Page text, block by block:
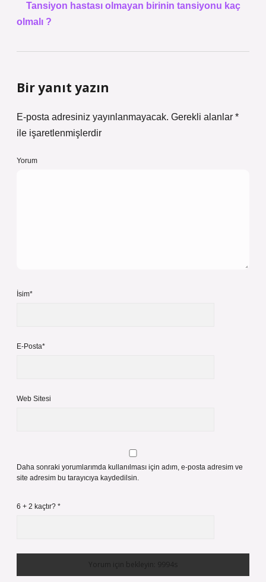
Tansiyon hastası olmayan birinin tansiyonu kaç
olmalı ?
Bir yanıt yazın
E-posta adresiniz yayınlanmayacak. Gerekli alanlar *
ile işaretlenmişlerdir
Yorum
İsim*
E-Posta*
Web Sitesi
Daha sonraki yorumlarımda kullanılması için adım, e-posta adresim ve
site adresim bu tarayıcıya kaydedilsin.
6 + 2 kaçtır? *